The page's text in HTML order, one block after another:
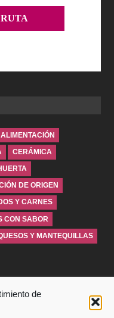
de
ALIMENTACIÓN
CERÁMICA
DE ORIGEN
Y CARNES
CON SABOR
Y MANTEQUILLAS